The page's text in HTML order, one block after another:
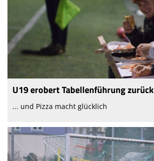
U19 erobert Tabellenführung zurück
... und Pizza macht glücklich